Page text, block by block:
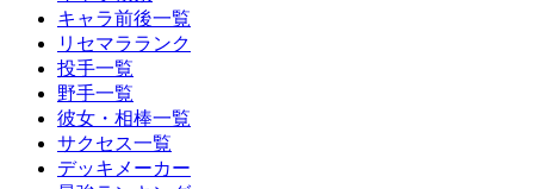
キャラ前後一覧
リセマラランク
投手一覧
野手一覧
彼女・相棒一覧
サクセス一覧
デッキメーカー